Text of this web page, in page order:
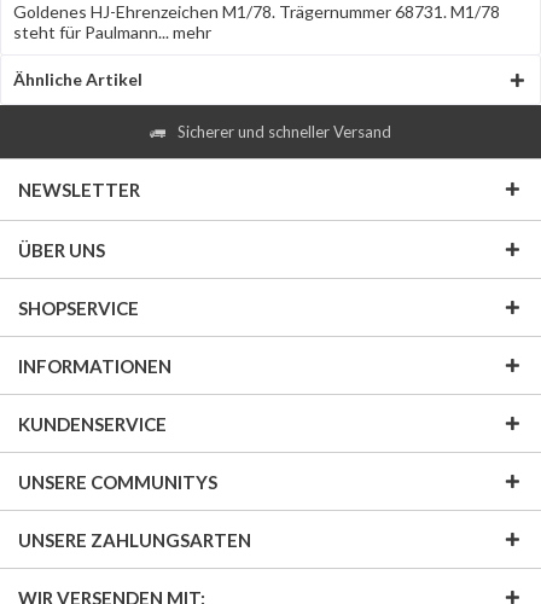
Goldenes HJ-Ehrenzeichen M1/78. Trägernummer 68731. M1/78
steht für Paulmann...mehr
Ähnliche Artikel
Sicherer und schneller Versand
NEWSLETTER
ÜBER UNS
SHOPSERVICE
INFORMATIONEN
KUNDENSERVICE
UNSERE COMMUNITYS
UNSERE ZAHLUNGSARTEN
WIR VERSENDEN MIT: